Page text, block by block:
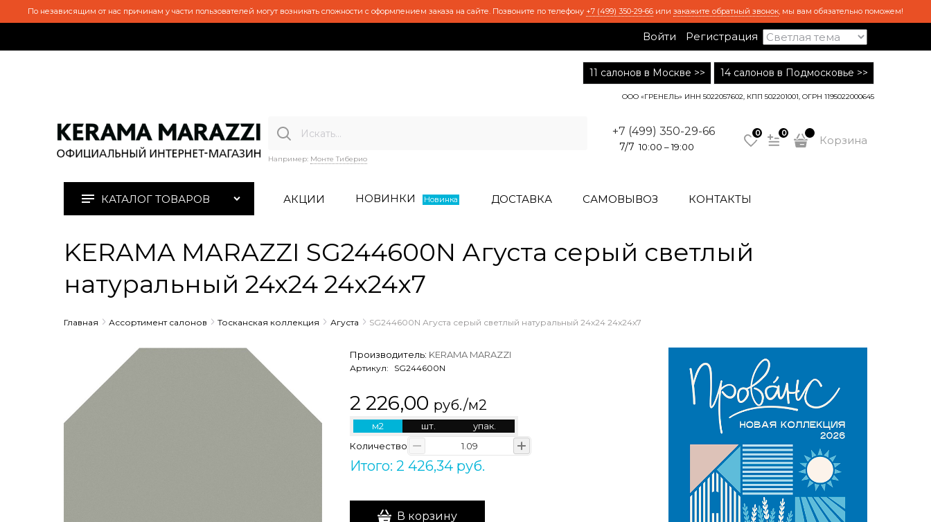
По независящим от нас причинам у части пользователей могут возникать сложности с оформлением заказа на сайте. Позвоните по телефону +7 (499) 350-29-66 или закажите обратный звонок, мы вам обязательно поможем!
Войти Регистрация
11 салонов в Москве >> 14 салонов в Подмосковье >>
ООО «ГРЕНЕЛЬ» ИНН 5022057602, КПП 502201001, ОГРН 1195022000645
Например: Монте Тиберио
+7 (499) 350-29-66
7/7 10:00 – 19:00
0 0
Корзина
КАТАЛОГ ТОВАРОВ АКЦИИ НОВИНКИ Новинка ДОСТАВКА САМОВЫВОЗ КОНТАКТЫ
KERAMA MARAZZI SG244600N Агуста серый светлый
натуральный 24х24 24x24x7
Главная Ассортимент салонов Тосканская коллекция Агуста SG244600N Агуста серый светлый натуральный 24х24 24x24x7
Производитель: KERAMA MARAZZI
Артикул: SG244600N
2 226,00 руб./м2
м2 шт.
упак.
Количество
Итого: 2 426,34 руб.
В корзину